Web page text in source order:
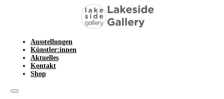
Ausstellungen
Künstler:innen
Aktuelles
Kontakt
Shop